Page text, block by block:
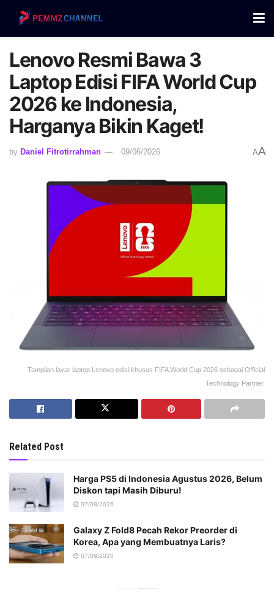
Lenovo Resmi Bawa 3
Laptop Edisi FIFA World Cup
2026 ke Indonesia,
Harganya Bikin Kaget!
by Daniel Fitrotirrahman 09/06/2026 AA
Tampilan layar laptop Lenovo edisi khusus FIFA World Cup 2026 sebagai Official
Technology Partner.
Related Post
Harga PS5 di Indonesia Agustus 2026, Belum
Diskon tapi Masih Diburu!
07/08/2026
Galaxy Z Fold8 Pecah Rekor Preorder di
Korea, Apa yang Membuatnya Laris?
07/08/2026